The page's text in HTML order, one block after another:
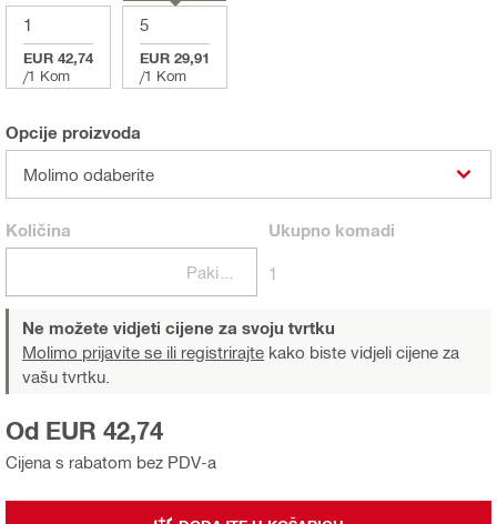
1
EUR 42,74
/1 Kom
5
EUR 29,91
/1 Kom
Opcije proizvoda
Molimo odaberite
Količina Ukupnokomadi
1
Ne možete vidjeti cijene za svoju tvrtku
Molimo prijavite se ili registrirajte kako biste vidjeli cijene za
vašu tvrtku.
Cijena s rabatom bez PDV-a
Od EUR 42,74